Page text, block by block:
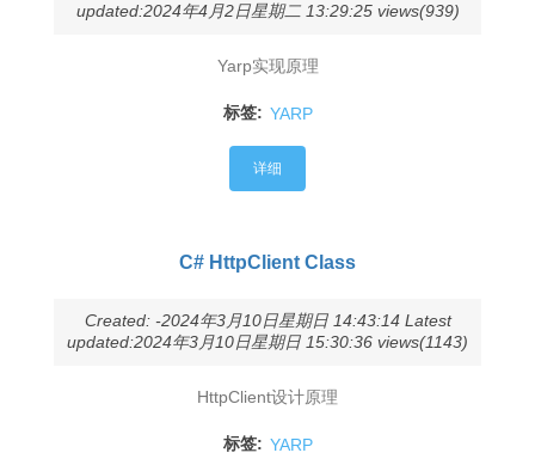
updated:2024年4月2日星期二 13:29:25 views(939)
Yarp实现原理
标签: YARP
详细
C# HttpClient Class
Created: -2024年3月10日星期日 14:43:14 Latest
updated:2024年3月10日星期日 15:30:36 views(1143)
HttpClient设计原理
标签: YARP